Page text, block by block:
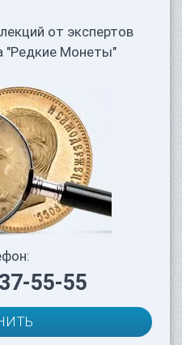
от экспертов
"Редкие Монеты"
55-55